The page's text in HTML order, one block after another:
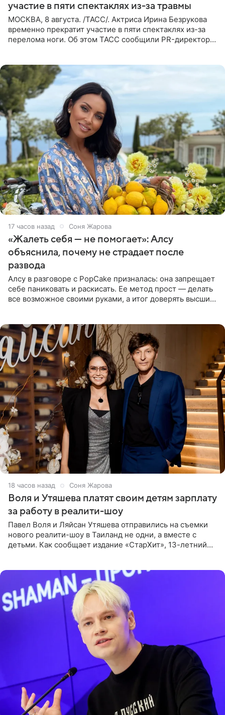
участие в пяти спектаклях из-за травмы
МОСКВА, 8 августа. /ТАСС/. Актриса Ирина Безрукова
временно прекратит участие в пяти спектаклях из-за
перелома ноги. Об этом ТАСС сообщили PR-директор
17 часов назад Соня Жарова
«Жалеть себя — не помогает»: Алсу
объяснила, почему не страдает после
развода
Алсу в разговоре с PopCake призналась: она запрещает
себе паниковать и раскисать. Ее метод прост — делать
все возможное своими руками, а итог доверять высшим
18 часов назад Соня Жарова
Воля и Утяшева платят своим детям зарплату
за работу в реалити-шоу
Павел Воля и Ляйсан Утяшева отправились на съемки
нового реалити-шоу в Таиланд не одни, а вместе с
детьми. Как сообщает издание «СтарХит», 13-летний